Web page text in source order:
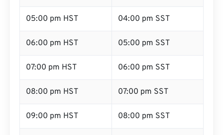
05:00 pm HST 04:00 pm SST
06:00 pm HST 05:00 pm SST
07:00 pm HST 06:00 pm SST
08:00 pm HST 07:00 pm SST
09:00 pm HST 08:00 pm SST